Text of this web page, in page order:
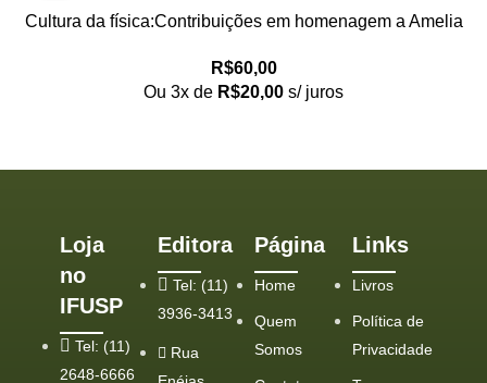
Cultura da física:Contribuições em homenagem a Amelia
R$60,00
Ou 3x de R$20,00 s/ juros
Loja
no
IFUSP
Tel: (11)
2648-6666
Editora
Tel: (11)
3936-3413
Rua
Página
Home
Quem
Somos
Links
Livros
Política de
Privacidade